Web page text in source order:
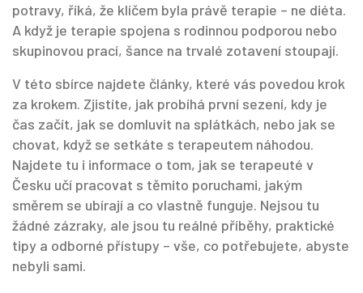
potravy, říká, že klíčem byla právě terapie – ne diéta.
A když je terapie spojena s rodinnou podporou nebo
skupinovou prací, šance na trvalé zotavení stoupají.
V této sbírce najdete články, které vás povedou krok
za krokem. Zjistíte, jak probíhá první sezení, kdy je
čas začít, jak se domluvit na splátkách, nebo jak se
chovat, když se setkáte s terapeutem náhodou.
Najdete tu i informace o tom, jak se terapeuté v
Česku učí pracovat s těmito poruchami, jakým
směrem se ubírají a co vlastně funguje. Nejsou tu
žádné zázraky, ale jsou tu reálné příběhy, praktické
tipy a odborné přístupy – vše, co potřebujete, abyste
nebyli sami.